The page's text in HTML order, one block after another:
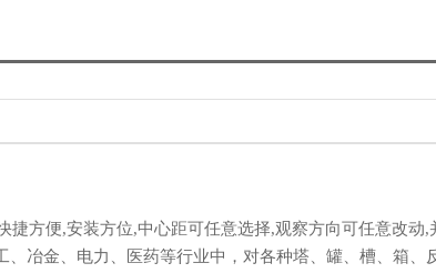
捷方便,安装方位,中心距可任意选择,观察方向可任意改
冶金、电力、医药等行业中，对各种塔、罐、槽、箱、